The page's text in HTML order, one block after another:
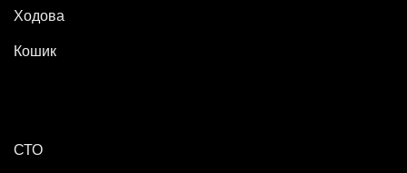
Ходова
Кошик
СТО